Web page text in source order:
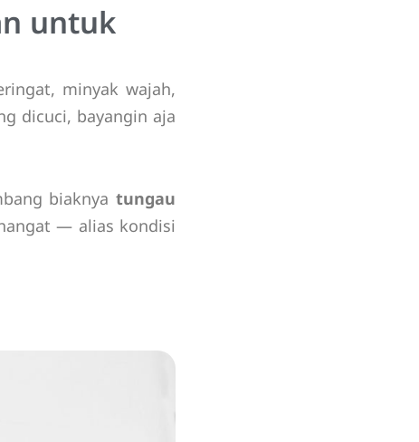
untuk
minyak wajah,
dicuci, bayangin aja
biaknya tungau
— alias kondisi